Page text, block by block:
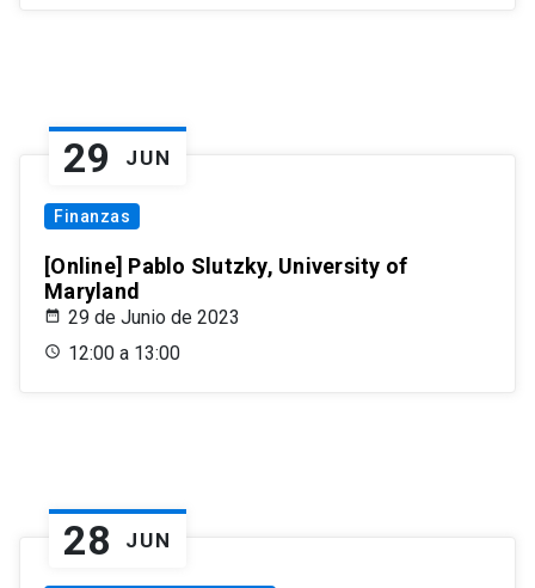
29 JUN
Finanzas
[Online] Pablo Slutzky, University of
Maryland
29 de Junio de 2023
12:00 a 13:00
28 JUN